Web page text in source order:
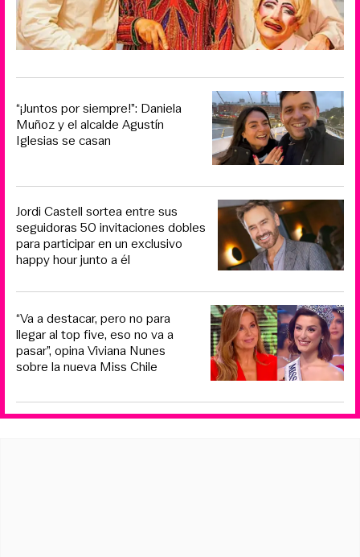
“¡Juntos por siempre!”: Daniela
Muñoz y el alcalde Agustín
Iglesias se casan
Jordi Castell sortea entre sus
seguidoras 50 invitaciones dobles
para participar en un exclusivo
happy hour junto a él
“Va a destacar, pero no para
llegar al top five, eso no va a
pasar”, opina Viviana Nunes
sobre la nueva Miss Chile